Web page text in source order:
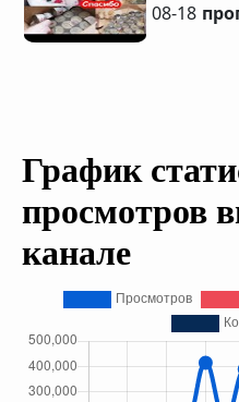
08-18
График
просмотров
канале